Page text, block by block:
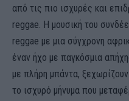
από τις πιο ισχυρές και
reggae. Η μουσική του
reggae με μια σύγχρονη
έναν ήχο με παγκόσμια
με πλήρη μπάντα,
το ισχυρό μήνυμα που